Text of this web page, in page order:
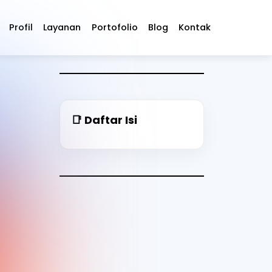
Profil Layanan Portofolio Blog Kontak
📑 Daftar Isi